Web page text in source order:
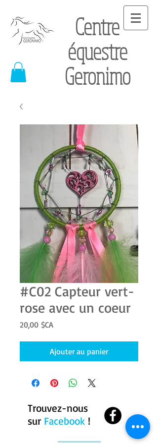
Centre
équestre
Geronimo
#C02 Capteur vert-
rose avec un coeur
20,00 $CA
Ajouter au panier
Trouvez-nous
sur Facebook !